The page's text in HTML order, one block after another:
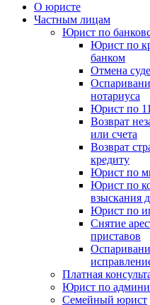
О юристе
Частным лицам
Юрист по
Юрист по
банком
Отмена
нотариуса
Юрист по
Возврат
или счета
Возврат
кредиту
Юрист по
Юрист по
взыскания
Юрист по
Снятие
приставов
Платная
Юрист по
Семейный юрист